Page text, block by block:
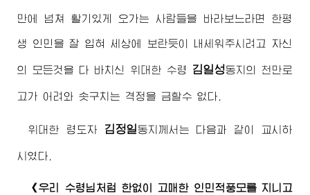
만에 넘쳐 활기있게 오가는 사람들을 바라보느라면 한평
생 인민을 잘 입혀 세상에 보란듯이 내세워주시려고 자신
의 모든것을 다 바치신 위대한 수령 김일성동지 의 천만로
고가 어려와 솟구치는 격정을 금할수 없다.
위대한 령도자 김정일동지께서 는 다음과 같이 교시하
시였다.
《우리 수령님 처럼 한없이 고매한 인민적풍모를 지니고